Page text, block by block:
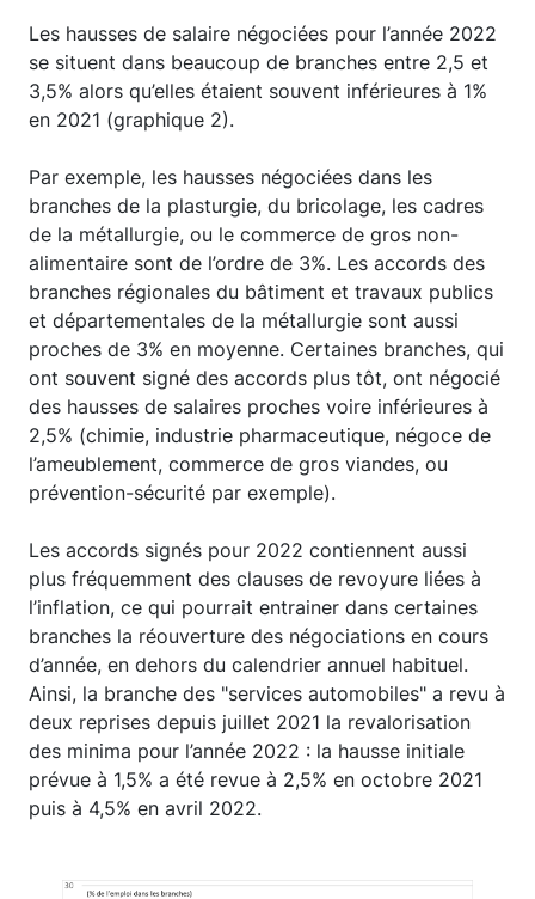
Les hausses de salaire négociées pour l’année 2022
se situent dans beaucoup de branches entre 2,5 et
3,5% alors qu’elles étaient souvent inférieures à 1%
en 2021 (graphique 2).
Par exemple, les hausses négociées dans les
branches de la plasturgie, du bricolage, les cadres
de la métallurgie, ou le commerce de gros non-
alimentaire sont de l’ordre de 3%. Les accords des
branches régionales du bâtiment et travaux publics
et départementales de la métallurgie sont aussi
proches de 3% en moyenne. Certaines branches, qui
ont souvent signé des accords plus tôt, ont négocié
des hausses de salaires proches voire inférieures à
2,5% (chimie, industrie pharmaceutique, négoce de
l’ameublement, commerce de gros viandes, ou
prévention-sécurité par exemple).
Les accords signés pour 2022 contiennent aussi
plus fréquemment des clauses de revoyure liées à
l’inflation, ce qui pourrait entrainer dans certaines
branches la réouverture des négociations en cours
d’année, en dehors du calendrier annuel habituel.
Ainsi, la branche des "services automobiles" a revu à
deux reprises depuis juillet 2021 la revalorisation
des minima pour l’année 2022 : la hausse initiale
prévue à 1,5% a été revue à 2,5% en octobre 2021
puis à 4,5% en avril 2022.